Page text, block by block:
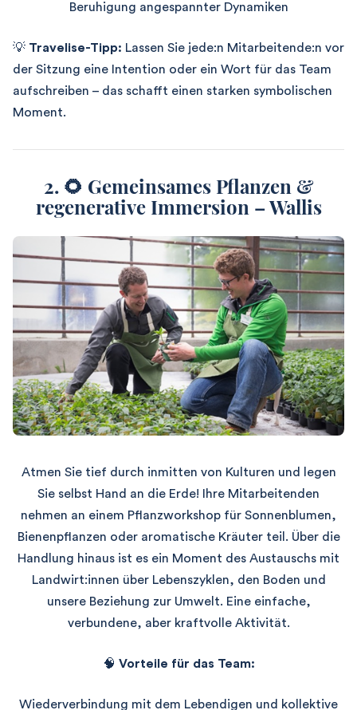
Beruhigung angespannter Dynamiken
💡 Travelise-Tipp: Lassen Sie jede:n Mitarbeitende:n vor
der Sitzung eine Intention oder ein Wort für das Team
aufschreiben – das schafft einen starken symbolischen
Moment.
2. 🌻 Gemeinsames Pflanzen &
regenerative Immersion – Wallis
Atmen Sie tief durch inmitten von Kulturen und legen
Sie selbst Hand an die Erde!
Ihre Mitarbeitenden
nehmen an einem Pflanzworkshop für Sonnenblumen,
Bienenpflanzen oder aromatische Kräuter teil. Über die
Handlung hinaus ist es ein Moment des Austauschs mit
Landwirt:innen über Lebenszyklen, den Boden und
unsere Beziehung zur Umwelt. Eine einfache,
verbundene, aber kraftvolle Aktivität.
🧠 Vorteile für das Team:
Wiederverbindung mit dem Lebendigen und kollektive